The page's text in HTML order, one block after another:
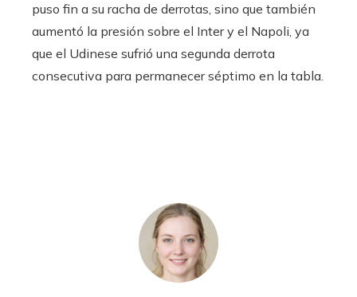
puso fin a su racha de derrotas, sino que también
aumentó la presión sobre el Inter y el Napoli, ya
que el Udinese sufrió una segunda derrota
consecutiva para permanecer séptimo en la tabla.